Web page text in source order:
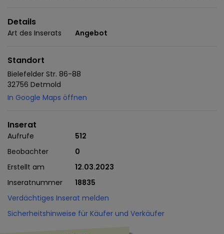
Details
Art des Inserats Angebot
Standort
Bielefelder Str. 86-88
32756 Detmold
In Google Maps öffnen
Inserat
Aufrufe
512
Beobachter
0
Erstellt am
12.03.2023
Inseratnummer
18835
Verdächtiges Inserat melden
Sicherheitshinweise für Käufer und Verkäufer